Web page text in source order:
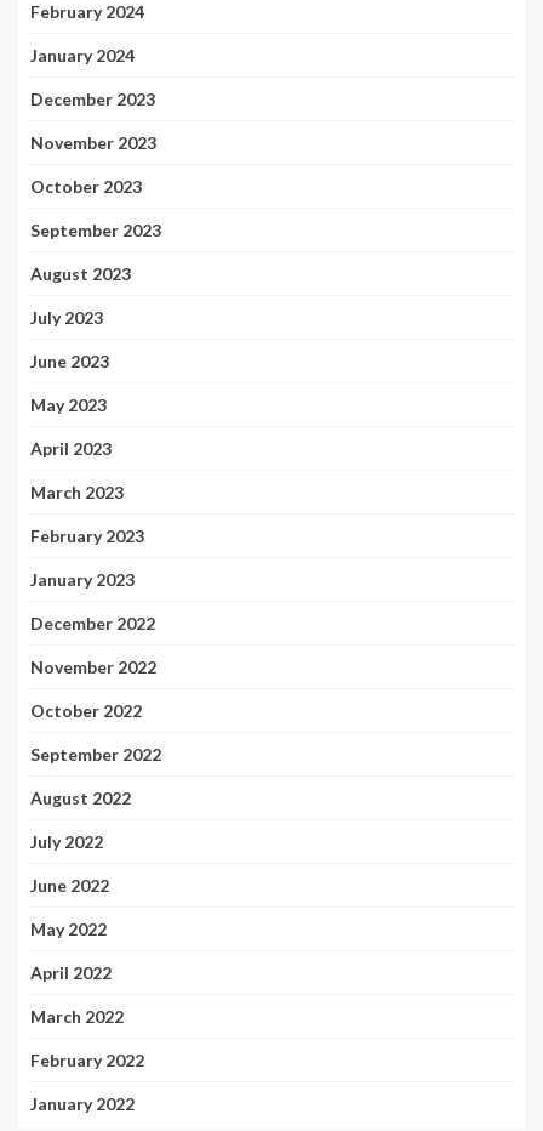
February 2024
January 2024
December 2023
November 2023
October 2023
September 2023
August 2023
July 2023
June 2023
May 2023
April 2023
March 2023
February 2023
January 2023
December 2022
November 2022
October 2022
September 2022
August 2022
July 2022
June 2022
May 2022
April 2022
March 2022
February 2022
January 2022